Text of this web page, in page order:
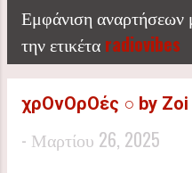
24/7 ΜΟΥΣΙΚΉ ΧΩΡΊΣ
ΑΠΌ ΡΑΔΙΟΦΩΝΙΚΟΎΣ
🔊 PLAYLISTS, ΝΈΑ
ΣΥΝΤΟΝΊΣΟΥ &
Α
ν
Εμφάνιση αναρτήσεων
την ετικέτα radiovibes
χρΟνΟρΟές ○ by Zoi
- Μαρτίου 26, 2025